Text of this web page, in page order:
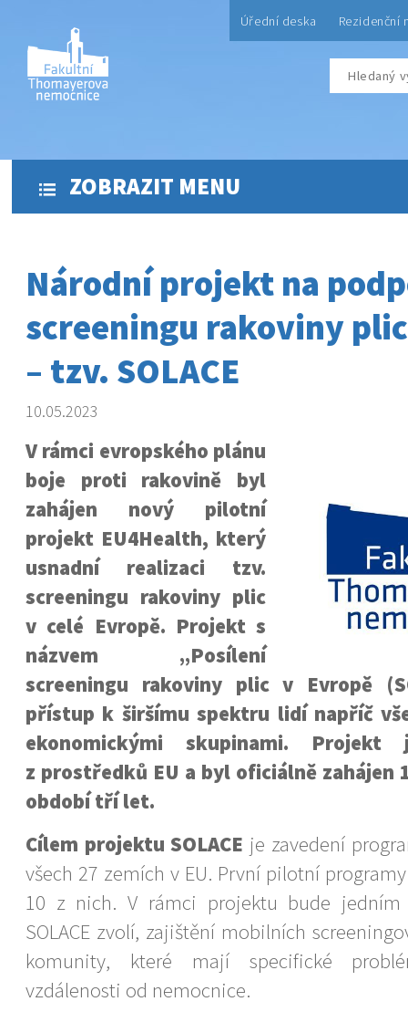
Úřední deska Rezidenční
ZOBRAZIT MENU
Národní projekt na
screeningu rakoviny
– tzv. SOLACE
10.05.2023
V rámci evropského plánu
boje proti rakovině byl
zahájen nový pilotní
projekt EU4Health, který
usnadní realizaci tzv.
screeningu rakoviny plic
v celé Evropě. Projekt s
názvem „Posílení
screeningu rakoviny plic v Evropě
přístup k širšímu spektru lidí napříč
ekonomickými skupinami. Projekt
z prostředků EU a byl oficiálně zahájen
období tří let.
Cílem projektu SOLACE je zavedení
všech 27 zemích v EU. První pilotní
10 z nich. V rámci projektu bude jedním
SOLACE zvolí, zajištění mobilních
komunity, které mají specifické
vzdálenosti od nemocnice.